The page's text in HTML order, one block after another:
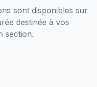
sont disponibles sur
destinée à vos
section.